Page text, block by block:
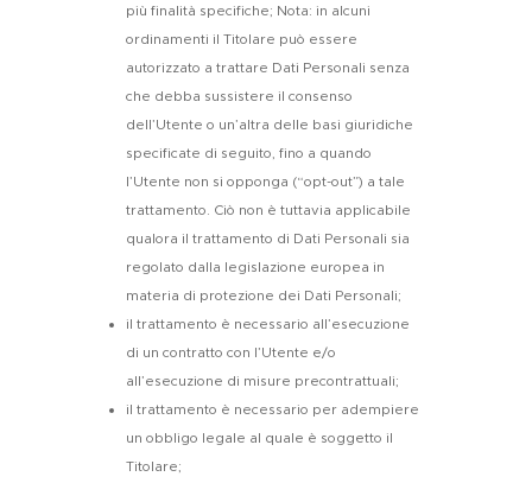
più finalità specifiche; Nota: in alcuni
ordinamenti il Titolare può essere
autorizzato a trattare Dati Personali senza
che debba sussistere il consenso
dell’Utente o un’altra delle basi giuridiche
specificate di seguito, fino a quando
l’Utente non si opponga (“opt-out”) a tale
trattamento. Ciò non è tuttavia applicabile
qualora il trattamento di Dati Personali sia
regolato dalla legislazione europea in
materia di protezione dei Dati Personali;
il trattamento è necessario all’esecuzione
di un contratto con l’Utente e/o
all’esecuzione di misure precontrattuali;
il trattamento è necessario per adempiere
un obbligo legale al quale è soggetto il
Titolare;